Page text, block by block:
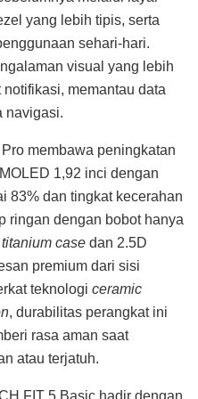
yang lebih tipis, serta
sehari-hari.
visual yang lebih
memantau data
navigasi.
membawa peningkatan
1,92 inci dengan
83% dan tingkat kecerahan
ringan dengan bobot hanya
titanium case dan 2.5D
premium dari sisi
teknologi ceramic
, durabilitas perangkat ini
rasa aman saat
atau terjatuh.
FIT 5 Basic hadir dengan